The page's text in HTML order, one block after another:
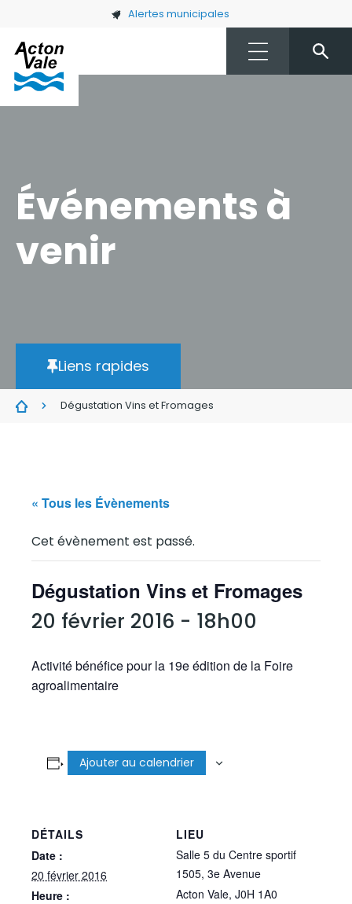
Skip to main content Alertes municipales
Événements à
venir
Liens rapides
Dégustation Vins et Fromages
« Tous les Évènements
Cet évènement est passé.
Dégustation Vins et Fromages
20 février 2016 - 18h00
Activité bénéfice pour la 19e édition de la Foire
agroalimentaire
Ajouter au calendrier
DÉTAILS
Date :
20 février 2016
Heure :
LIEU
Salle 5 du Centre sportif
1505, 3e Avenue
Acton Vale, J0H 1A0